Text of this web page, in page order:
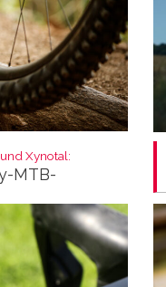
Xynotal:
MTB-